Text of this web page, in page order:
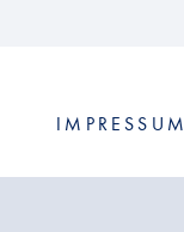
IMPRESSUM